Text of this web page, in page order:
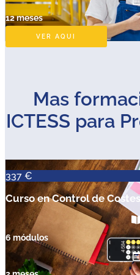
12 meses
VER AQUI
Mas
ICTESS para
337 €
Curso en Control de
6 módulos